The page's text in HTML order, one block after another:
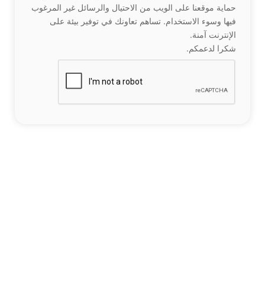
حماية موقعنا على الويب من الاحتيال والرسائل غير المرغوب
فيها وسوء الاستخدام. تساهم تعاونك في توفير بيئة على
الإنترنت آمنة.
شكرا لدعمكم.